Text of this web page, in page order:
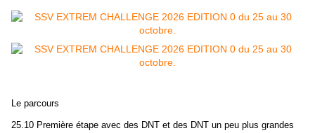
Le parcours
25.10 Première étape avec des DNT et des DNT un peu plus grandes